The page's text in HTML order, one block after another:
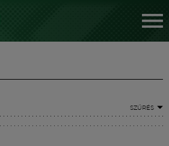
SZŰRÉS